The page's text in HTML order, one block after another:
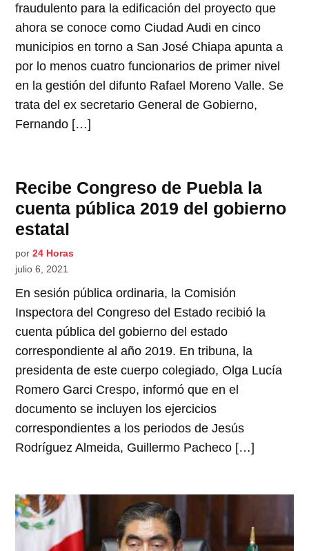
fraudulento para la edificación del proyecto que
ahora se conoce como Ciudad Audi en cinco
municipios en torno a San José Chiapa apunta a
por lo menos cuatro funcionarios de primer nivel
en la gestión del difunto Rafael Moreno Valle. Se
trata del ex secretario General de Gobierno,
Fernando […]
Recibe Congreso de Puebla la
cuenta pública 2019 del gobierno
estatal
por 24 Horas
julio 6, 2021
En sesión pública ordinaria, la Comisión
Inspectora del Congreso del Estado recibió la
cuenta pública del gobierno del estado
correspondiente al año 2019. En tribuna, la
presidenta de este cuerpo colegiado, Olga Lucía
Romero Garci Crespo, informó que en el
documento se incluyen los ejercicios
correspondientes a los periodos de Jesús
Rodríguez Almeida, Guillermo Pacheco […]